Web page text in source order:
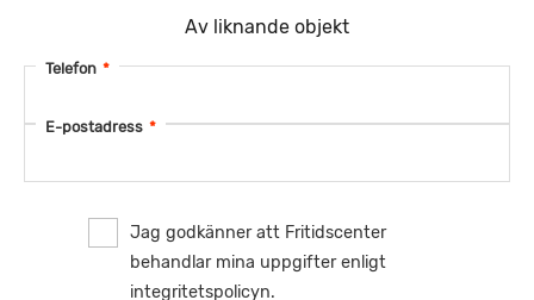
Av liknande objekt
Telefon *
E-postadress *
Jag godkänner att Fritidscenter
behandlar mina uppgifter enligt
integritetspolicyn.